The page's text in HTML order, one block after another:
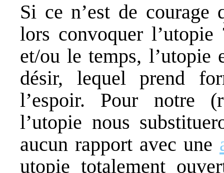
Si ce n’est de courage
lors convoquer l’utopie
et/ou le temps, l’utopie
désir, lequel prend
l’espoir. Pour notre
l’utopie nous
aucun rapport avec une
utopie totalement